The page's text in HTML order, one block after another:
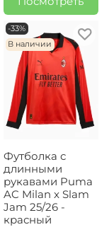
-33%
В наличии
Футболка с
длинными
рукавами Puma
AC Milan x Slam
Jam 25/26 -
красный